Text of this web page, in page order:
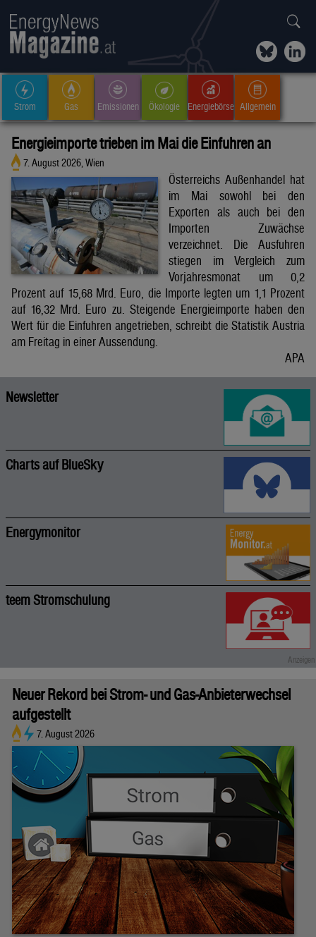
Strom Gas Emissionen Ökologie Energiebörse Allgemein
Energieimporte trieben im Mai die Einfuhren an
7. August 2026, Wien
Österreichs Außenhandel hat
im Mai sowohl bei den
Exporten als auch bei den
Importen Zuwächse
verzeichnet. Die Ausfuhren
stiegen im Vergleich zum
Vorjahresmonat um 0,2
Prozent auf 15,68 Mrd. Euro, die Importe legten um 1,1 Prozent
auf 16,32 Mrd. Euro zu. Steigende Energieimporte haben den
Wert für die Einfuhren angetrieben, schreibt die Statistik Austria
am Freitag in einer Aussendung.
APA
Newsletter
Charts auf BlueSky
Energymonitor
teem Stromschulung
Neuer Rekord bei Strom- und Gas-Anbieterwechsel
aufgestellt
7. August 2026